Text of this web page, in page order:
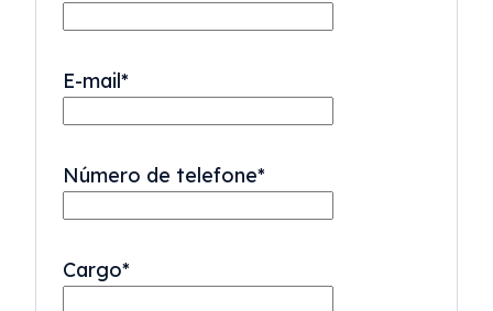
E-mail*
Número de telefone*
Cargo*